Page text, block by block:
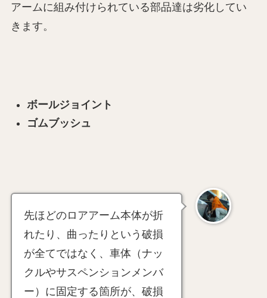
アームに組み付けられている部品達は劣化してい
きます。
ボールジョイント
ゴムブッシュ
先ほどのロアアーム本体が折
れたり、曲ったりという破損
が全てではなく、車体（ナッ
クルやサスペンションメンバ
ー）に固定する箇所が、破損